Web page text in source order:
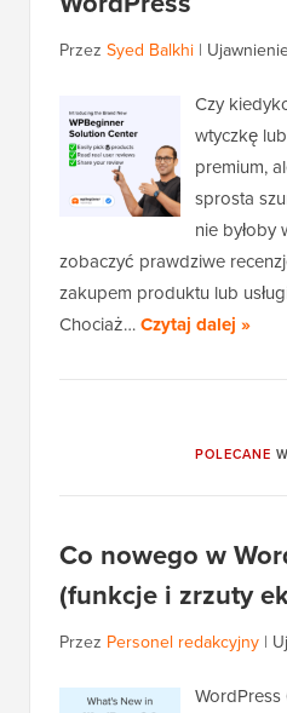
Przez Syed Balkhi |
Czy
wtyczkę
premium,
sprosta
nie byłoby
zobaczyć prawdziwe
zakupem produktu lub
Chociaż…Czytaj dalej »
POLECANE
Co nowego w
(funkcje i zrzuty
Przez Personel redakcyjny |
WordPress